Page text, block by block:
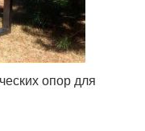
опор для